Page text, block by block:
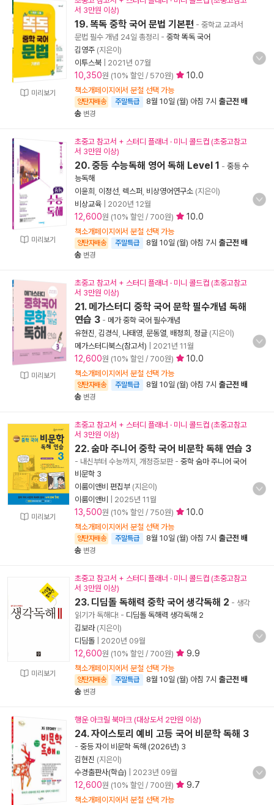
미리보기
서 3만원 이상)
19. 똑독 중학 국어 문법 기본편 - 중학교 교과서
문법 필수 개념 24일 총정리 - 중학 똑독 국어
김영주 (지은이)
이투스북
2021년 07월
10,350원 (10% 할인 / 570원) 10.0
책소개페이지에서 분철 선택 가능
양탄자배송 주말특급 8월 10일 (월) 아침 7시 출근전 배
송 변경
미리보기
초중고 참고서 + 스터디 플래너 · 미니 콜드컵 (초중고참고
서 3만원 이상)
20. 중등 수능독해 영어 독해 Level 1 - 중등 수
능독해
이윤희
이정선 렉스퍼 비상영어연구소 (지은이)
비상교육
2020년 12월
12,600원 (10% 할인 / 700원) 10.0
책소개페이지에서 분철 선택 가능
양탄자배송 주말특급 8월 10일 (월) 아침 7시 출근전 배
송 변경
미리보기
초중고 참고서 + 스터디 플래너 · 미니 콜드컵 (초중고참고
서 3만원 이상)
21. 메가스터디 중학 국어 문학 필수개념 독해
연습 3 - 메가 중학 국어 필수개념
유현진 김경식 나태영 문동열 배정희 정글 (지은이)
메가스터디북스(참고서)
2021년 11월
12,600원 (10% 할인 / 700원) 10.0
책소개페이지에서 분철 선택 가능
양탄자배송 주말특급 8월 10일 (월) 아침 7시 출근전 배
송 변경
미리보기
초중고 참고서 + 스터디 플래너 · 미니 콜드컵 (초중고참고
서 3만원 이상)
22. 숨마 주니어 중학 국어 비문학 독해 연습 3
- 내신부터 수능까지, 개정증보판- 중학 숨마 주니어 국어
비문학 3
이룸이앤비 편집부 (지은이)
이룸이앤비
2025년 11월
13,500원 (10% 할인 / 750원) 10.0
책소개페이지에서 분철 선택 가능
양탄자배송 주말특급 8월 10일 (월) 아침 7시 출근전 배
송 변경
미리보기
초중고 참고서 + 스터디 플래너 · 미니 콜드컵 (초중고참고
서 3만원 이상)
23. 디딤돌 독해력 중학 국어 생각독해 2 - 생각
읽기가 독해다! - 디딤돌 독해력 생각독해 2
김보라(지은이)
디딤돌
2020년 09월
12,600원 (10% 할인 / 700원) 9.9
책소개페이지에서 분철 선택 가능
양탄자배송 주말특급 8월 10일 (월) 아침 7시 출근전 배
송 변경
행운 아크릴 북마크 (대상도서 2만원 이상)
24. 자이스토리 예비 고등 국어 비문학 독해 3
- 중등 자이 비문학 독해 (2026년) 3
김현진 (지은이)
수경출판사(학습)
2023년 09월
12,600원 (10% 할인 / 700원) 9.7
책소개페이지에서 분철 선택 가능